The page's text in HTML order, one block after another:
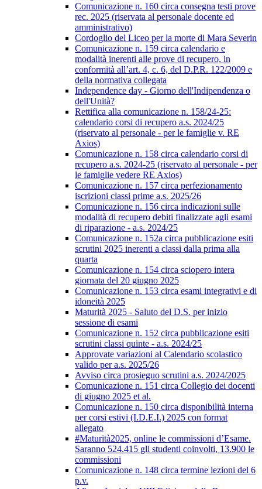
Comunicazione n. 160 circa consegna testi prove
rec. 2025 (riservata al personale docente ed
amministrativo)
Cordoglio del Liceo per la morte di Mara Severin
Comunicazione n. 159 circa calendario e
modalità inerenti alle prove di recupero, in
conformità all’art. 4, c. 6, del D.P.R. 122/2009 e
della normativa collegata
Independence day - Giorno dell'Indipendenza o
dell'Unità?
Rettifica alla comunicazione n. 158/24-25:
calendario corsi di recupero a.s. 2024/25
(riservato al personale - per le famiglie v. RE
Axios)
Comunicazione n. 158 circa calendario corsi di
recupero a.s. 2024-25 (riservato al personale - per
le famiglie vedere RE Axios)
Comunicazione n. 157 circa perfezionamento
iscrizioni classi prime a.s. 2025/26
Comunicazione n. 156 circa indicazioni sulle
modalità di recupero debiti finalizzate agli esami
di riparazione - a.s. 2024/25
Comunicazione n. 152a circa pubblicazione esiti
scrutini 2025 inerenti a classi dalla prima alla
quarta
Comunicazione n. 154 circa sciopero intera
giornata del 20 giugno 2025
Comunicazione n. 153 circa esami integrativi e di
idoneità 2025
Maturità 2025 - Saluto del D.S. per inizio
sessione di esami
Comunicazione n. 152 circa pubblicazione esiti
scrutini classi quinte - a.s. 2024/25
Approvate variazioni al Calendario scolastico
valido per a.s. 2025/26
Avviso circa prosieguo scrutini a.s. 2024/2025
Comunicazione n. 151 circa Collegio dei docenti
di giugno 2025 et al.
Comunicazione n. 150 circa disponibilità interna
per corsi estivi (I.D.E.I.) 2025 con format
allegato
#Maturità2025, online le commissioni d’Esame.
Saranno 524.415 gli studenti coinvolti, 13.900 le
commissioni
Comunicazione n. 148 circa termine lezioni del 6
p.v.